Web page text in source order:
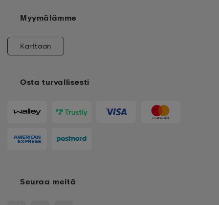
Osta turvallisesti
Myymälämme
Karttaan
Seuraa meitä